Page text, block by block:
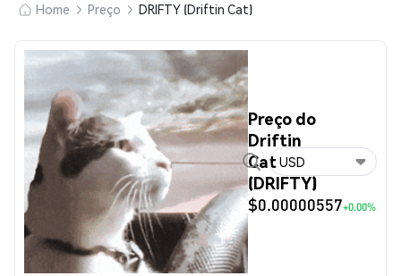
Home Preço DRIFTY (Driftin Cat)
Preço do
Driftin
Cat
(DRIFTY)
$0.00000557+0.00%
USD